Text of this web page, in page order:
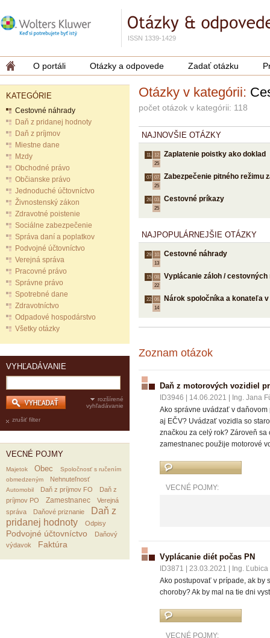
ISSN 1339-1429
O portáli Otázky a odpovede Zadať otázku
KATEGÓRIE
Cestovné náhrady
Daň z pridanej hodnoty
Daň z príjmov
Miestne dane
Mzdy
Obchodné právo
Občianske právo
Jednoduché účtovníctvo
Živnostenský zákon
Zdravotné poistenie
Sociálne zabezpečenie
Správa daní a poplatkov
Podvojné účtovníctvo
Verejná správa
Pracovné právo
Správne právo
Spotrebné dane
Zdravotníctvo
Odpadové hospodárstvo
Všetky otázky
VYHĽADÁVANIE
rozšírené
vyhľadávanie
zrušiť filter
VECNÉ POJMY
Majetok Obec
Spoločnosť s ručením
obmedzeným
Nehnuteľnosť
Automobil Daň z príjmov FO
Daň z
príjmov PO
Zamestnanec
Verejná
správa
Daňové priznanie
Daň z
pridanej hodnoty
Odpisy
Podvojné účtovníctvo
Daňový
výdavok
Faktúra
Otázky v kategórii:
počet otázok v kategórii: 118
NAJNOVŠIE OTÁZKY
11. 12.
25
Zaplatenie poistky ako doklad
07. 07.
25
Zabezpečenie pitného režimu
26. 03.
25
Cestovné príkazy
NAJPOPULÁRNEJŠIE OTÁZKY
29. 10.
13
Cestovné náhrady
15. 08.
22
Vyplácanie záloh /
22. 06.
14
Nárok spoločníka a konateľa
Zoznam otázok
Daň z motorových vozidiel
ID3946 14.06.2021
Ing. Jana
Ako správne uvádzať v
aj EČV? Uvádzať vozidla so
značkou za celý rok? Zároveň
zamestnanec použije motorové
VECNÉ POJMY:
Vyplácanie diét počas PN
ID3871 23.03.2021
Ing.
Ako postupovať v prípade, ak by
choroby? Ak by mal na tie dni
VECNÉ POJMY: